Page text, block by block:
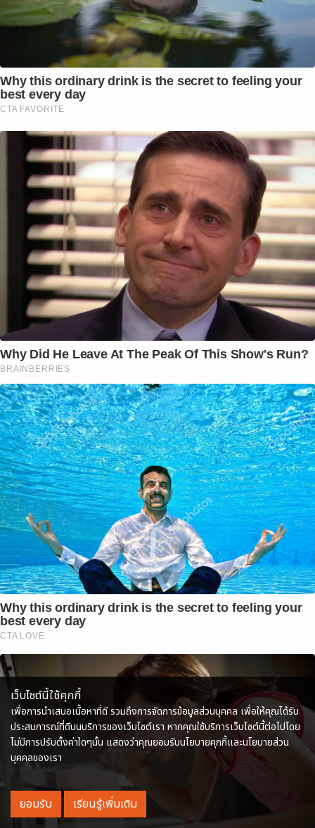
Why this ordinary drink is the secret to feeling your
best every day
CTA FAVORITE
Why Did He Leave At The Peak Of This Show's Run?
BRAINBERRIES
Why this ordinary drink is the secret to feeling your
best every day
CTA LOVE
เว็บไซต์นี้ใช้คุกกี้
เพื่อการนำเสนอเนื้อหาที่ดี รวมถึงการจัดการข้อมูลส่วนบุคคล เพื่อให้คุณได้รับ
ประสบการณ์ที่ดีบนบริการของเว็บไซต์เรา หากคุณใช้บริการเว็บไซต์นี้ต่อไปโดย
ไม่มีการปรับตั้งค่าใดๆนั้น แสดงว่าคุณยอมรับนโยบายคุกกี้และนโยบายส่วน
บุคคลของเรา
ยอมรับ เรียนรู้เพิ่มเติม